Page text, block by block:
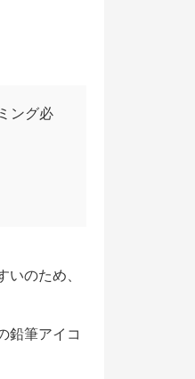
ング必
のため、
鉛筆アイコ